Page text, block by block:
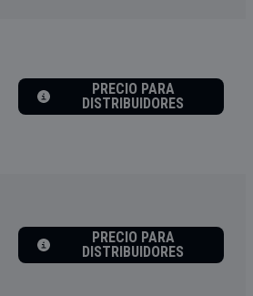
PRECIO PARA
DISTRIBUIDORES
PRECIO PARA
DISTRIBUIDORES